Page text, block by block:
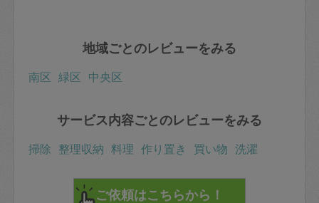
地域ごとのレビューをみる
南区 緑区 中央区
サービス内容ごとのレビューをみる
掃除 整理収納 料理 作り置き 買い物 洗濯